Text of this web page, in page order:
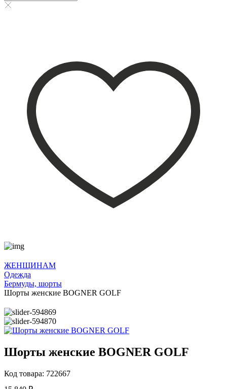
ЖЕНЩИНАМ
Одежда
Бермуды, шорты
Шорты женские BOGNER GOLF
Шорты женские BOGNER GOLF
Код товара: 722667